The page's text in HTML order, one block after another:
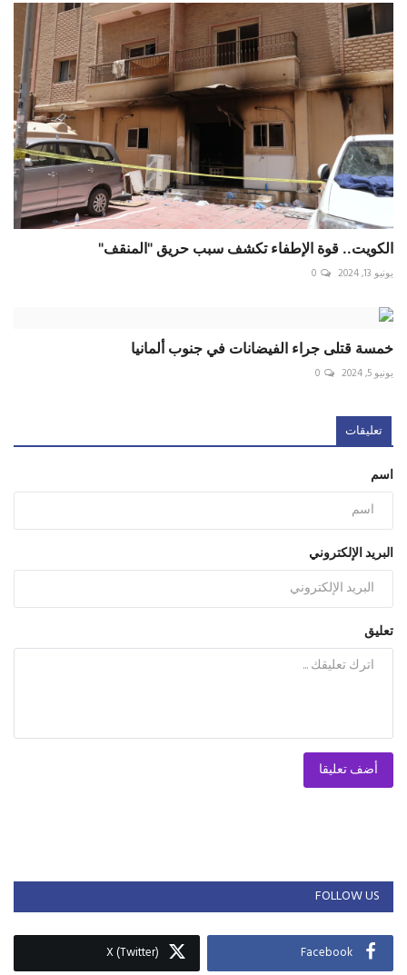
الكويت.. قوة الإطفاء تكشف سبب حريق "المنقف"
يونيو 13, 2024 0
خمسة قتلى جراء الفيضانات في جنوب ألمانيا
يونيو 5, 2024 0
تعليقات
اسم
البريد الإلكتروني
تعليق
أضف تعليقا
FOLLOW US
Facebook
X (Twitter)